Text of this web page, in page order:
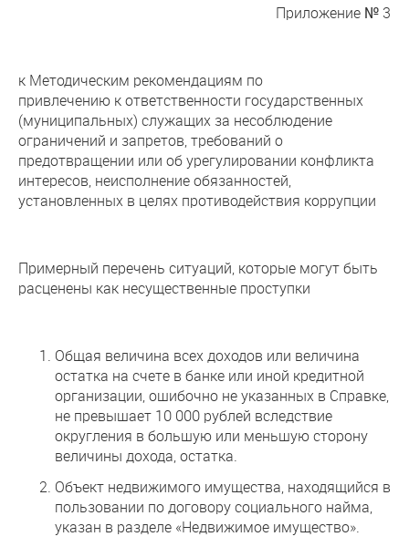
Приложение № 3
к Методическим рекомендациям по
привлечению к ответственности государственных
(муниципальных) служащих за несоблюдение
ограничений и запретов, требований о
предотвращении или об урегулировании конфликта
интересов, неисполнение обязанностей,
установленных в целях противодействия коррупции
Примерный перечень ситуаций, которые могут быть
расценены как несущественные проступки
Общая величина всех доходов или величина
остатка на счете в банке или иной кредитной
организации, ошибочно не указанных в Справке,
не превышает 10 000 рублей вследствие
округления в большую или меньшую сторону
величины дохода, остатка.
Объект недвижимого имущества, находящийся в
пользовании по договору социального найма,
указан в разделе «Недвижимое имущество».